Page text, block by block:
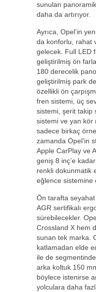
sunulan
daha da artırıyor.
Ayrıca, Opel’in
da konforlu, rahat
gelecek. Full LED
geliştirilmiş ön
180 derecelik
geliştirilmiş park
özellikli ön
fren sistemi, üç
sistemi, şerit takip
sistemi ve yan kör
sadece birkaç
zamanda Opel’in
Apple CarPlay ve
geniş 8 inç’e
renkli dokunmatik
eğlence sistemine
Ön tarafta
AGR sertifikalı
sürebilecekler.
Crossland X hem
sunan tek marka.
katlamadan elde
ile de
arka koltuk 150
böylece istenirse
yolculara daha